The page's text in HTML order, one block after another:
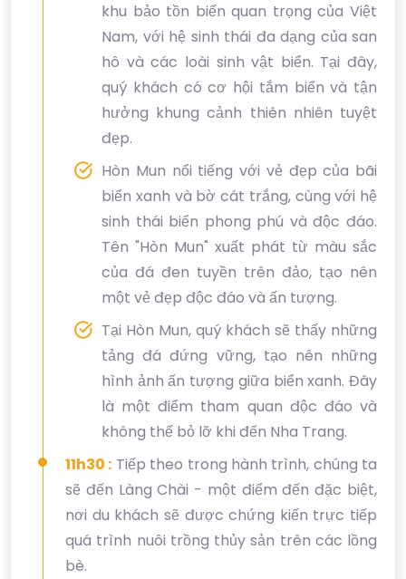
khu bảo tồn biển quan trọng của Việt
Nam, với hệ sinh thái đa dạng của san
hô và các loài sinh vật biển. Tại đây,
quý khách có cơ hội tắm biển và tận
hưởng khung cảnh thiên nhiên tuyệt
đẹp.
Hòn Mun nổi tiếng với vẻ đẹp của bãi
biển xanh và bờ cát trắng, cùng với hệ
sinh thái biển phong phú và độc đáo.
Tên "Hòn Mun" xuất phát từ màu sắc
của đá đen tuyền trên đảo, tạo nên
một vẻ đẹp độc đáo và ấn tượng.
Tại Hòn Mun, quý khách sẽ thấy những
tảng đá đứng vững, tạo nên những
hình ảnh ấn tượng giữa biển xanh. Đây
là một điểm tham quan độc đáo và
không thể bỏ lỡ khi đến Nha Trang.
11h30 : Tiếp theo trong hành trình, chúng ta
sẽ đến Làng Chài - một điểm đến đặc biệt,
nơi du khách sẽ được chứng kiến trực tiếp
quá trình nuôi trồng thủy sản trên các lồng
bè.